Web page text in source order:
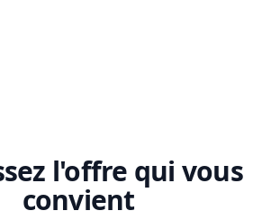
l'offre qui vous
convient